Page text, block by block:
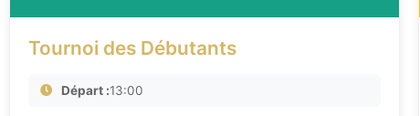
Tournoi des Débutants
Départ :13:00